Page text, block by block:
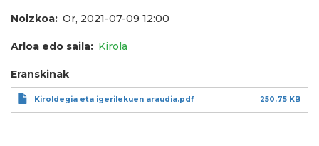
Noizkoa Or, 2021-07-09 12:00
Arloa edo saila Kirola
Eranskinak
Kiroldegia eta igerilekuen araudia.pdf 250.75 KB